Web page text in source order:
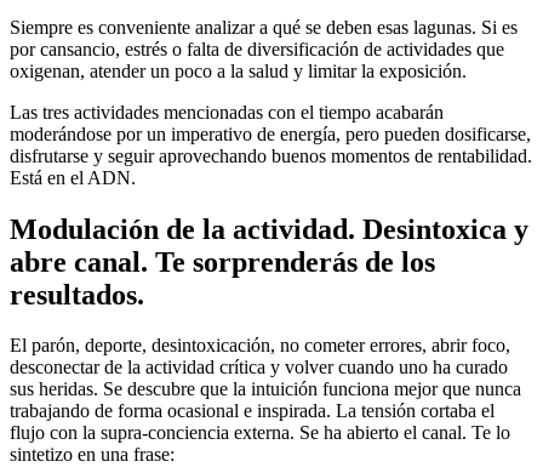
Siempre es conveniente analizar a qué se deben esas lagunas. Si es
por cansancio, estrés o falta de diversificación de actividades que
oxigenan, atender un poco a la salud y limitar la exposición.
Las tres actividades mencionadas con el tiempo acabarán
moderándose por un imperativo de energía, pero pueden dosificarse,
disfrutarse y seguir aprovechando buenos momentos de rentabilidad.
Está en el ADN.
Modulación de la actividad. Desintoxica y
abre canal. Te sorprenderás de los
resultados.
El parón, deporte, desintoxicación, no cometer errores, abrir foco,
desconectar de la actividad crítica y volver cuando uno ha curado
sus heridas. Se descubre que la intuición funciona mejor que nunca
trabajando de forma ocasional e inspirada. La tensión cortaba el
flujo con la supra-conciencia externa. Se ha abierto el canal. Te lo
sintetizo en una frase: